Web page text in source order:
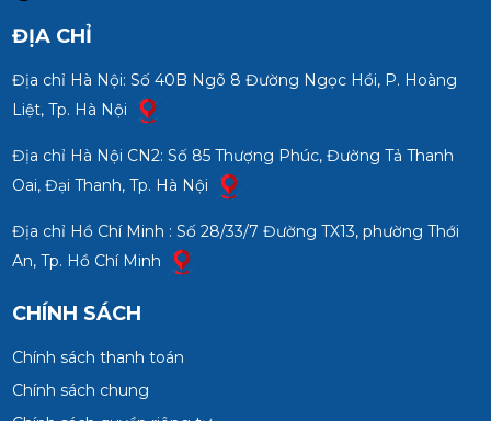
ĐỊA CHỈ
Địa chỉ Hà Nội: Số 40B Ngõ 8 Đường Ngọc Hồi, P. Hoàng
Liệt, Tp. Hà Nội
Địa chỉ Hà Nội CN2: Số 85 Thượng Phúc, Đường Tả Thanh
Oai, Đại Thanh, Tp. Hà Nội
Địa chỉ Hồ Chí Minh : Số 28/33/7 Đường TX13, phường Thới
An, Tp. Hồ Chí Minh
CHÍNH SÁCH
Chính sách thanh toán
Chính sách chung